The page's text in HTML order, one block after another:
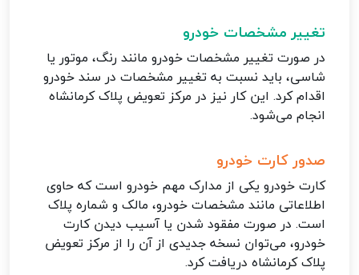
تغییر مشخصات خودرو
در صورت تغییر مشخصات خودرو مانند رنگ، موتور یا
شاسی، باید نسبت به تغییر مشخصات در سند خودرو
اقدام کرد. این کار نیز در مرکز تعویض پلاک کرمانشاه
انجام می‌شود.
صدور کارت خودرو
کارت خودرو یکی از مدارک مهم خودرو است که حاوی
اطلاعاتی مانند مشخصات خودرو، مالک و شماره پلاک
است. در صورت مفقود شدن یا آسیب دیدن کارت
خودرو، می‌توان نسخه جدیدی از آن را از مرکز تعویض
پلاک کرمانشاه دریافت کرد.